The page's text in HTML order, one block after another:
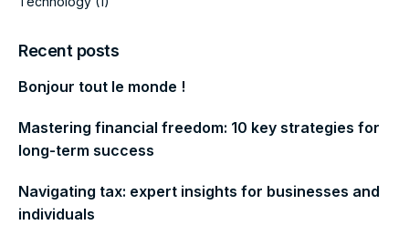
Recent posts
Bonjour tout le monde !
Mastering financial freedom: 10 key strategies for
long-term success
Navigating tax: expert insights for businesses and
individuals